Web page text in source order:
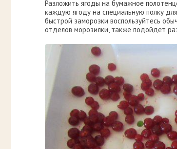
Разложить ягоды на бумажное
каждую ягоду на специальную полку
быстрой заморозки воспользуйтесь
отделов морозилки, также подойдет